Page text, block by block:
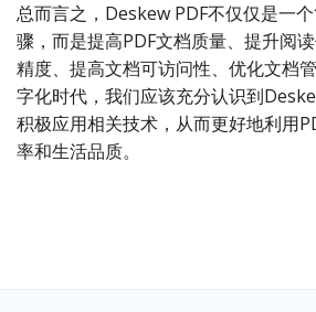
总而言之，Deskew PDF不仅仅是一
骤，而是提高PDF文档质量、提升阅
精度、提高文档可访问性、优化文档
字化时代，我们应该充分认识到
积极应用相关技术，从而更好地利用
率和生活品质。